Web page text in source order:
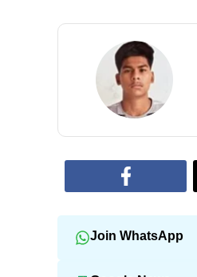
Join WhatsApp